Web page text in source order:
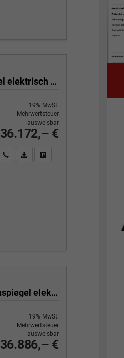
lang 2.0 TDI 81 kW 6 Gang, Klima, 70 L Tank, Außenspiegel elektrisch klappbar, Fahrerassistenzpaket
36.172,– €
19% MwSt.
Mehrwertsteuer
ausweisbar
Wir rufen Sie anPDF-Fahrzeugexposé drucken
Fahrzeug drucken, parken
kurz 2.0 TDI SCR 110 kW 6-Gang, Klima, 70 L Tank, Außenspiegel elektrisch klappbar, Fahrerassistenzpaket
36.886,– €
19% MwSt.
Mehrwertsteuer
ausweisbar